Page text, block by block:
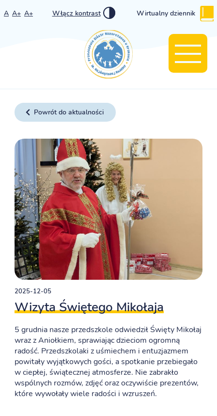
A A+ A+ Włącz kontrast Wirtualny dziennik
Powrót do aktualności
2025-12-05
Wizyta Świętego Mikołaja
5 grudnia nasze przedszkole odwiedził Święty Mikołaj
wraz z Aniołkiem, sprawiając dzieciom ogromną
radość. Przedszkolaki z uśmiechem i entuzjazmem
powitały wyjątkowych gości, a spotkanie przebiegało
w ciepłej, świątecznej atmosferze. Nie zabrakło
wspólnych rozmów, zdjęć oraz oczywiście prezentów,
które wywołały wiele radości i wzruszeń.